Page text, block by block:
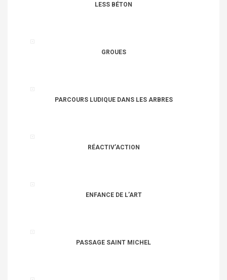
LESS BÉTON
GROUES
PARCOURS LUDIQUE DANS LES ARBRES
RÉACTIV’ACTION
ENFANCE DE L’ART
PASSAGE SAINT MICHEL